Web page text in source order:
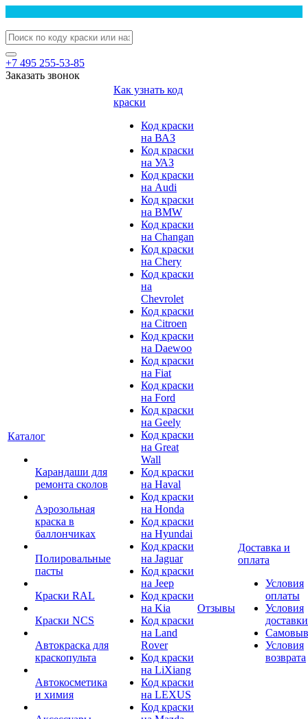
+7 495 255-53-85
Заказать звонок
Каталог
Карандаши для
ремонта сколов
Аэрозольная
краска в
баллончиках
Полировальные
пасты
Краски RAL
Краски NCS
Автокраска для
краскопульта
Автокосметика
и химия
Как узнать код
краски
Код краски
на ВАЗ
Код краски
на УАЗ
Код краски
на Audi
Код краски
на BMW
Код краски
на Changan
Код краски
на Chery
Код краски
на
Chevrolet
Код краски
на Citroen
Код краски
на Daewoo
Код краски
на Fiat
Код краски
на Ford
Код краски
на Geely
Код краски
на Great
Wall
Код краски
на Haval
Код краски
на Honda
Код краски
на Hyundai
Код краски
на Jaguar
Код краски
на Jeep
Код краски
на Kia
Код краски
на Land
Rover
Код краски
на LiXiang
Код краски
на LEXUS
Код краски
Отзывы
Доставка и
оплата
Условия
оплаты
Условия
доставки
Условия
возврата